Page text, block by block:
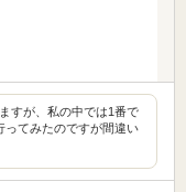
すが、私の中では1番で
ってみたのですが間違い